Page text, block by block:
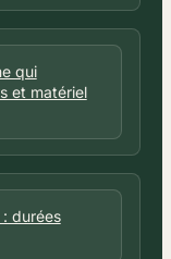
qui
et matériel
durées